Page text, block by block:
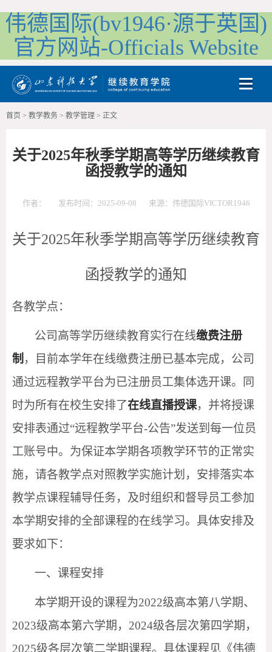
伟德国际(bv1946·源于英国)
官方网站-Officials Website
Toggle
首页 > 教学教务 > 教学管理 > 正文
关于2025年秋季学期高等学历继续教育
函授教学的通知
作者： 发布时间：2025-09-08 来源：伟德国际VICTOR1946
关于2025年秋季学期高等学历继续教育
函授教学的通知
各教学点：
公司高等学历继续教育实行在线缴费注册
制 ，目前本学年在线缴费注册已基本完成，公司
通过远程教学平台为已注册员工集体选开课。同
时为所有在校生安排了在线直播授课，并将授课
安排表通过“远程教学平台-公告”发送到每一位员
工账号中。为保证本学期各项教学环节的正常实
施，请各教学点对照教学实施计划，安排落实本
教学点课程辅导任务，及时组织和督导员工参加
本学期安排的全部课程的在线学习。具体安排及
要求如下：
一、课程安排
本学期开设的课程为2022级高本第八学期、
2023级高本第六学期， 2024级各层次第四学期，
2025级各层次第二学期课程。具体课程见《伟德